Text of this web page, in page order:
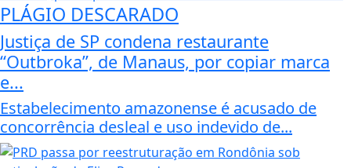
PLÁGIO DESCARADO
Justiça de SP condena restaurante
“Outbroka”, de Manaus, por copiar marca
e...
Estabelecimento amazonense é acusado de
concorrência desleal e uso indevido de...